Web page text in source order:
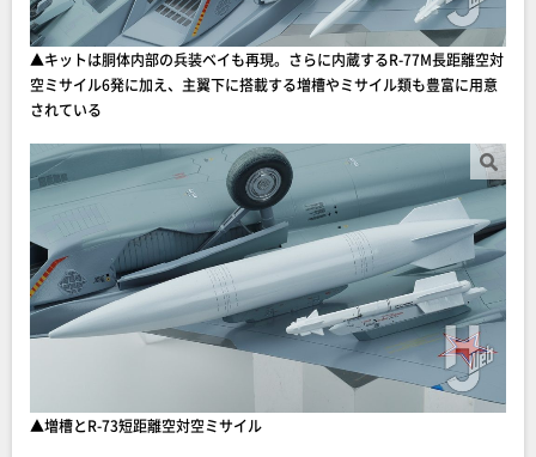
▲キットは胴体内部の兵装ベイも再現。さらに内蔵するR-77M長距離空対
空ミサイル6発に加え、主翼下に搭載する増槽やミサイル類も豊富に用意
されている
▲増槽とR-73短距離空対空ミサイル